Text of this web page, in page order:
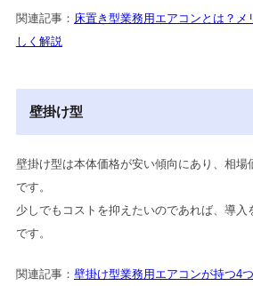
関連記事： 床置き型業務用エアコンとは？
しく解説
壁掛け型
壁掛け型は本体価格が安い傾向にあり、相場
です。
少しでもコストを抑えたいのであれば、導入
です。
関連記事：壁掛け型業務用エアコンが持つ4